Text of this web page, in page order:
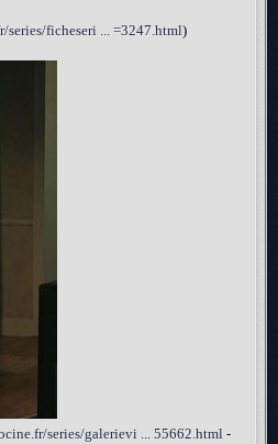
ficheseri ... =3247.html)
series/galerievi ... 55662.html -